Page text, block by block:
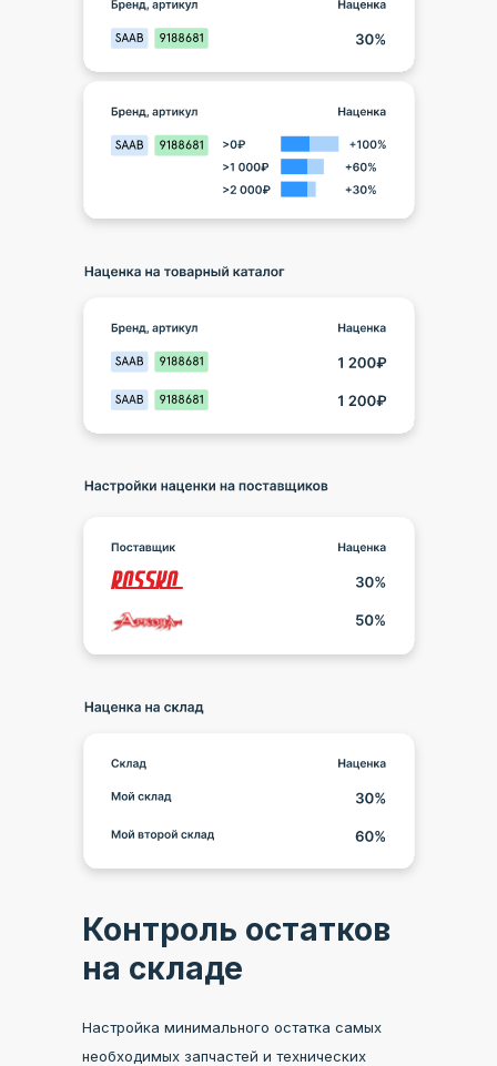
Контроль остатков
на складе
Настройка минимального остатка самых
необходимых запчастей и технических